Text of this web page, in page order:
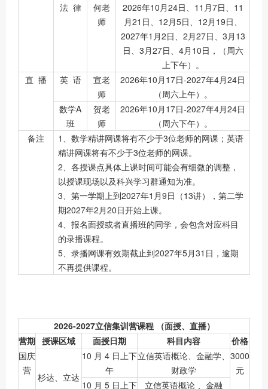
法 律
何老
师
2026年10月24日、11月7日、11
月21日、12月5日、12月19日、
2027年1月2日、2月27日、3月13
日、3月27日、4月10日，（周六
上下午）。
直 播
英 语
宣老
师
2026年10月17日-2027年4月24日
（周六上午）。
数学A
班
贺老
师
2026年10月17日-2027年4月24日
（周六下午）。
备注
1、数学精讲网课将有不少于3位老师的网课；英语
精讲网课将有不少于3位老师的网课。
2、各授课点具体上课时间可能会有细微的调整，
以授课现场以及科兴学习群通知为准。
3、第一学期上到2027年1月9日（13讲），第二学
期2027年2月20日开始上课。
4、报名面授或者直播班的同学，会包含对应科目
的录播课程。
5、录播网课有效期截止到2027年5月31日，逾期
不再提供课程。
2026-2027立信集训营课程
（面授、直播）
营期 授课区域 面授日期 科目内容
价格
国庆
营
杉达、立达
10 月 4 日上下
午
立信英语概论、金融学、
财政学
3000
元
10 月 5 日上下
立信英语概论 、金融